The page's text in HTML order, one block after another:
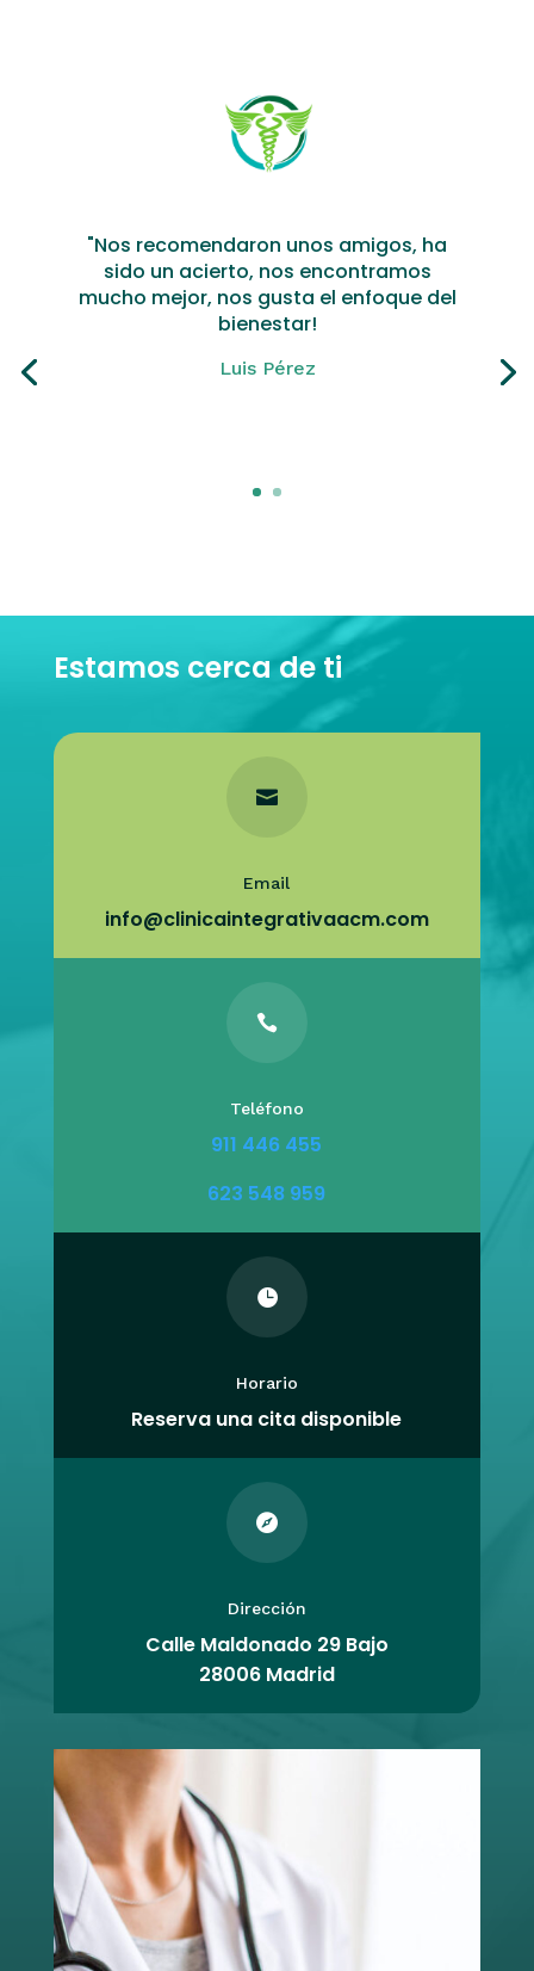
"Nos recomendaron unos amigos, ha
sido un acierto, nos encontramos
mucho mejor, nos gusta el enfoque del
bienestar!
Luis Pérez
Estamos cerca de ti

Email
info@clinicaintegrativaacm.com

Teléfono
911 446 455
623 548 959

Horario
Reserva una cita disponible

Dirección
Calle Maldonado 29 Bajo
28006 Madrid